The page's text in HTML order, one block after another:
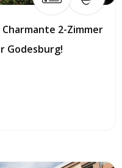
2-Zimmer
Godesburg!